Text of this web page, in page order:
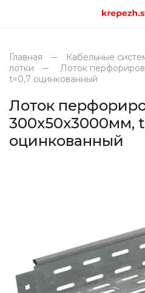
Главная Кабельные
лотки
Лоток
t=0,7 оцинкованный
Лоток
300х50х3000мм,
оцинкованный